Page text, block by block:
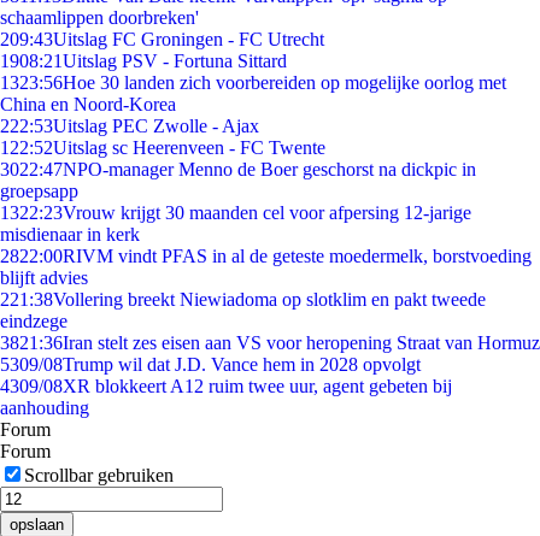
schaamlippen doorbreken'
209:43Uitslag FC Groningen - FC Utrecht
1908:21Uitslag PSV - Fortuna Sittard
1323:56Hoe 30 landen zich voorbereiden op mogelijke oorlog met
China en Noord-Korea
222:53Uitslag PEC Zwolle - Ajax
1 22:52Uitslag sc Heerenveen - FC Twente
3022:47NPO-manager Menno de Boer geschorst na dickpic in
groepsapp
1322:23Vrouw krijgt 30 maanden cel voor afpersing 12-jarige
misdienaar in kerk
2822:00RIVM vindt PFAS in al de geteste moedermelk, borstvoeding
blijft advies
221:38Vollering breekt Niewiadoma op slotklim en pakt tweede
eindzege
3821:36Iran stelt zes eisen aan VS voor heropening Straat van Hormuz
5309/08Trump wil dat J.D. Vance hem in 2028 opvolgt
4309/08XR blokkeert A12 ruim twee uur, agent gebeten bij
aanhouding
Forum
Forum
Scrollbar gebruiken
opslaan